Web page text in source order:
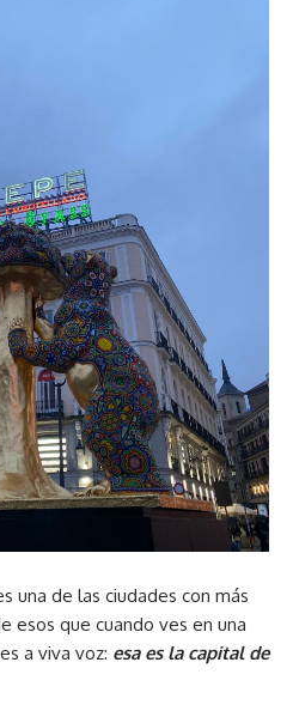
una de las ciudades con más
esos que cuando ves en una
a viva voz: esa es la capital de